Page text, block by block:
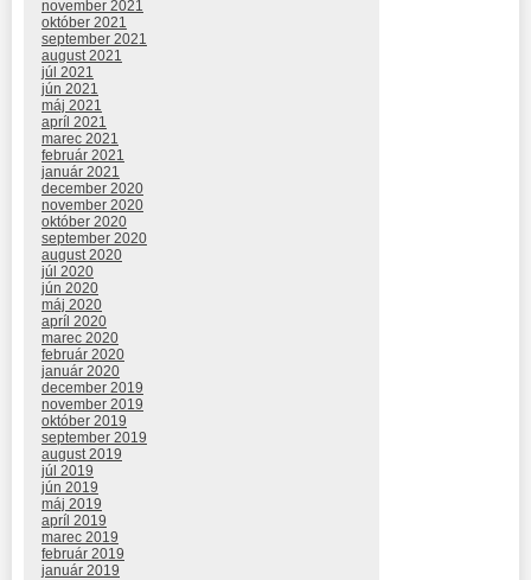
november 2021
október 2021
september 2021
august 2021
júl 2021
jún 2021
máj 2021
apríl 2021
marec 2021
február 2021
január 2021
december 2020
november 2020
október 2020
september 2020
august 2020
júl 2020
jún 2020
máj 2020
apríl 2020
marec 2020
február 2020
január 2020
december 2019
november 2019
október 2019
september 2019
august 2019
júl 2019
jún 2019
máj 2019
apríl 2019
marec 2019
február 2019
január 2019